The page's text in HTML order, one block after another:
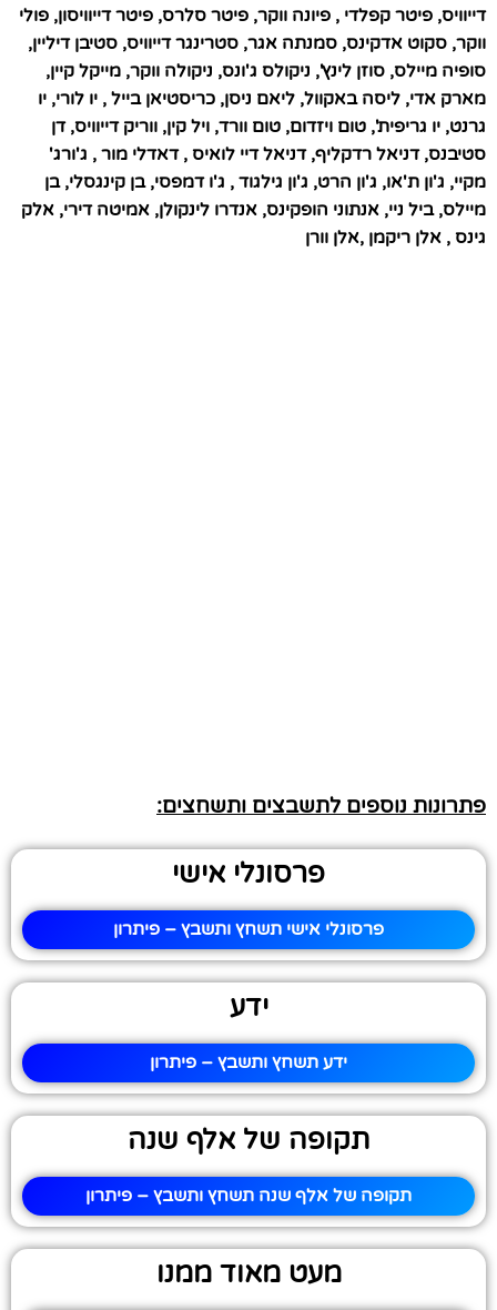
דייוויס, פיטר קפלדי , פיונה ווקר, פיטר סלרס, פיטר דייוויסון, פולי
ווקר, סקוט אדקינס, סמנתה אגר, סטרינגר דייוויס, סטיבן דיליין,
סופיה מיילס, סוזן לינץ', ניקולס ג'ונס, ניקולה ווקר, מייקל קיין,
מארק אדי, ליסה באקוול, ליאם ניסן, כריסטיאן בייל , יו לורי, יו
גרנט, יו גריפית', טום ויזדום, טום וורד, ויל קין, ווריק דייוויס, דן
סטיבנס, דניאל רדקליף, דניאל דיי לואיס , דאדלי מור , ג'ורג'
מקיי, ג'ון ת'או, ג'ון הרט, ג'ון גילגוד , ג'ו דמפסי, בן קינגסלי, בן
מיילס, ביל ניי, אנתוני הופקינס, אנדרו לינקולן, אמיטה דירי, אלק
גינס , אלן ריקמן ,אלן וורן
פתרונות נוספים לתשבצים ותשחצים:
פרסונלי אישי
פרסונלי אישי תשחץ ותשבץ – פיתרון
ידע
ידע תשחץ ותשבץ – פיתרון
תקופה של אלף שנה
תקופה של אלף שנה תשחץ ותשבץ – פיתרון
מעט מאוד ממנו